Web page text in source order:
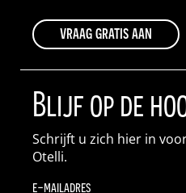
vraag gratis aan
Blijf op de
Schrijft u zich hier in
Otelli.